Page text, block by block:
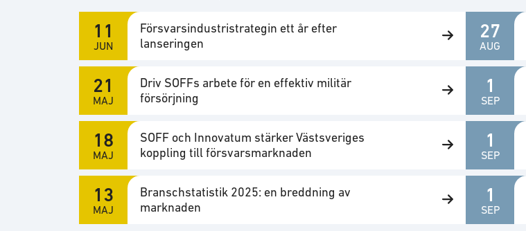
11
JUN
Försvarsindustristrategin ett år efter
lanseringen
21
MAJ
Driv SOFFs arbete för en effektiv militär
försörjning
18
MAJ
SOFF och Innovatum stärker Västsveriges
koppling till försvarsmarknaden
13
MAJ
Branschstatistik 2025: en breddning av
marknaden
27
AUG
1
SEP
1
SEP
1
SEP